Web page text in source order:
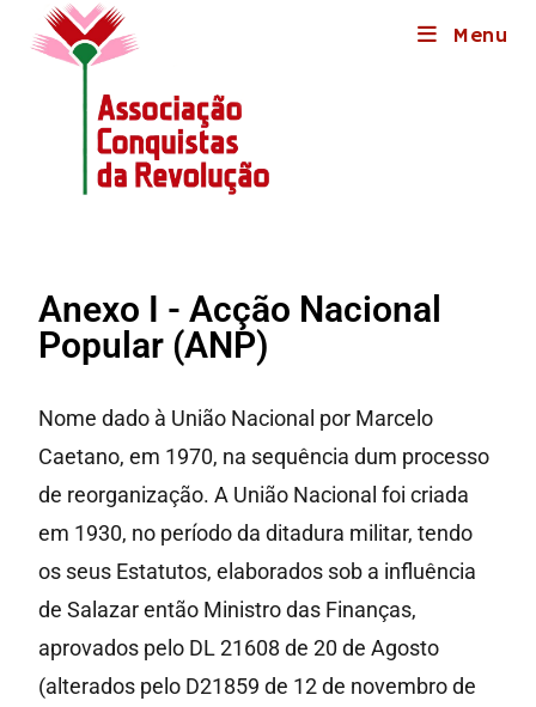
Menu
Anexo I - Acção Nacional
Popular (ANP)
Nome dado à União Nacional por Marcelo
Caetano, em 1970, na sequência dum processo
de reorganização. A União Nacional foi criada
em 1930, no período da ditadura militar, tendo
os seus Estatutos, elaborados sob a influência
de Salazar então Ministro das Finanças,
aprovados pelo DL 21608 de 20 de Agosto
(alterados pelo D21859 de 12 de novembro de